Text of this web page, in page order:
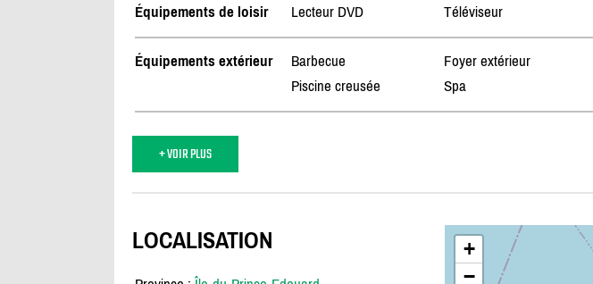
Équipements de loisir Lecteur DVD Téléviseur
Équipements extérieur Barbecue Foyer extérieur
Piscine creusée
Spa
+ VOIR PLUS
+
−
LOCALISATION